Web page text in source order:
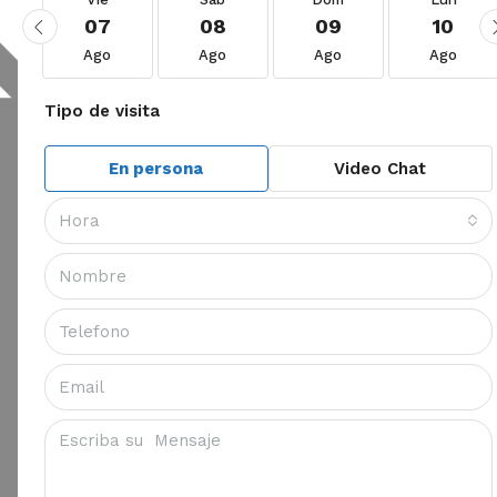
07
Ago
08
Ago
09
Ago
10
Ago
Tipo de visita
En persona Video Chat
Hora